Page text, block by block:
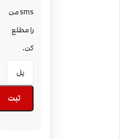
sms من
را مطلع
کن.
ثبت